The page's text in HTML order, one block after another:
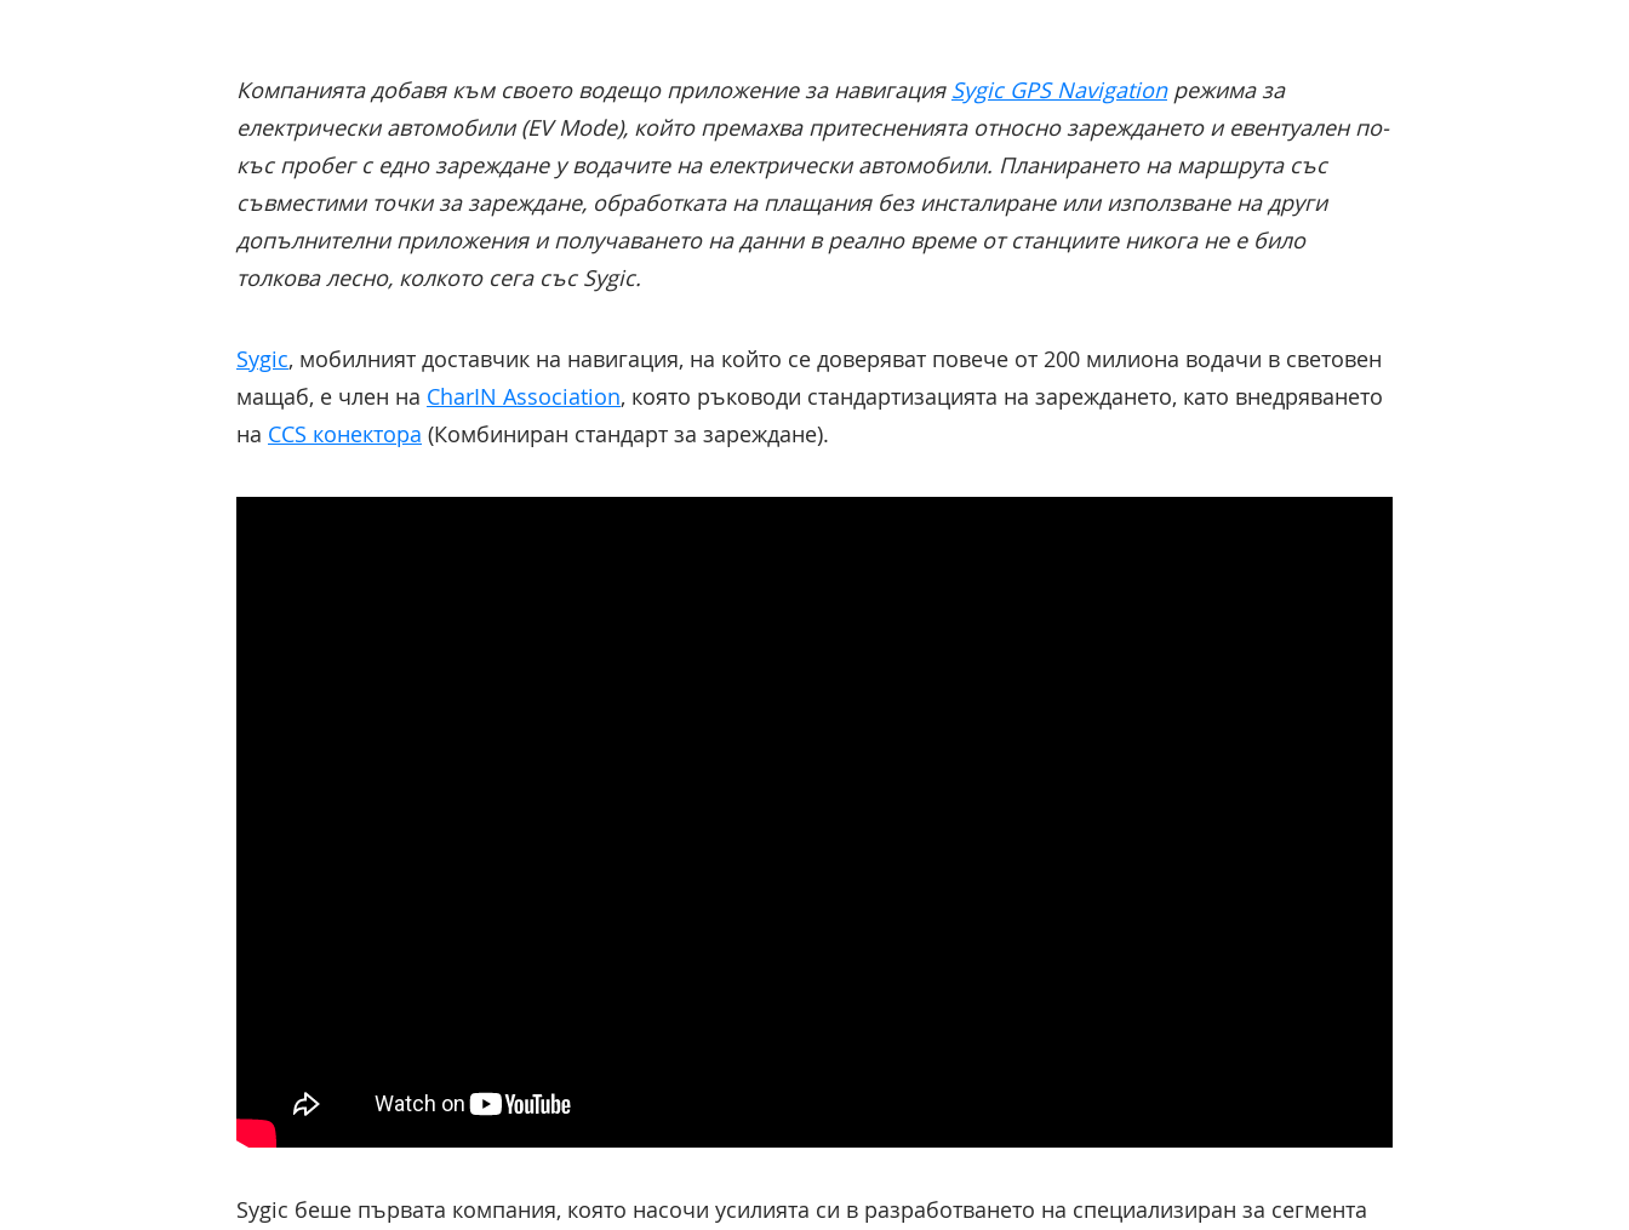
Компанията добавя към своето водещо приложение за навигация Sygic GPS Navigationрежима за
електрически автомобили (EV Mode), който премахва притесненията относно зареждането и евентуален по-
къс пробег с едно зареждане у водачите на електрически автомобили. Планирането на маршрута със
съвместими точки за зареждане, обработката на плащания без инсталиране или използване на други
допълнителни приложения и получаването на данни в реално време от станциите никога не е било
толкова лесно, колкото сега със Sygic.
Sygic, мобилният доставчик на навигация, на който се доверяват повече от 200 милиона водачи в световен
мащаб, е член на CharIN Association, която ръководи стандартизацията на зареждането, като внедряването
на CCS конектора (Комбиниран стандарт за зареждане).
Sygic беше първата компания, която насочи усилията си в разработването на специализиран за сегмента